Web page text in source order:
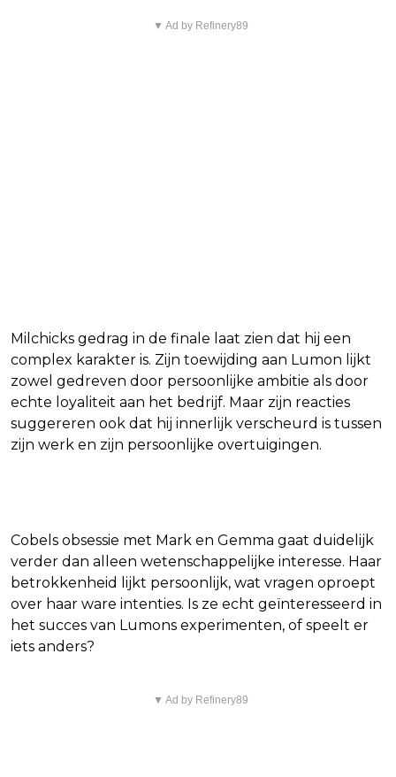
▼ Ad by Refinery89
Milchicks gedrag in de finale laat zien dat hij een
complex karakter is. Zijn toewijding aan Lumon lijkt
zowel gedreven door persoonlijke ambitie als door
echte loyaliteit aan het bedrijf. Maar zijn reacties
suggereren ook dat hij innerlijk verscheurd is tussen
zijn werk en zijn persoonlijke overtuigingen.
Cobels obsessie met Mark en Gemma gaat duidelijk
verder dan alleen wetenschappelijke interesse. Haar
betrokkenheid lijkt persoonlijk, wat vragen oproept
over haar ware intenties. Is ze echt geïnteresseerd in
het succes van Lumons experimenten, of speelt er
iets anders?
▼ Ad by Refinery89